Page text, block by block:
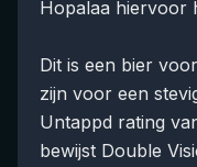
Hopalaa hiervoor
Dit is een bier
zijn voor een
Untappd rating
bewijst Double